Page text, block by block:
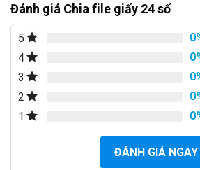
Đánh giá Chia file giấy 24 số
5
4
3
2
1
ĐÁNH GIÁ NGAY